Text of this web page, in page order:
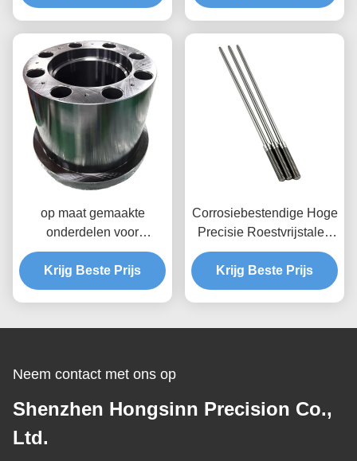
Services Op maat
metalen onderdelen voor
machines
Voorbeeldkosten Betalen
op maat gemaakte
onderdelen voor
precisieflens
Krijg Beste Prijs
Corrosiebestendige Hoge
Precisie Roestvrijstalen
As Aanpasbare CNC
Gefreesde Asdelen
Krijg Beste Prijs
Neem contact met ons op
Shenzhen Hongsinn Precision Co.,
Ltd.